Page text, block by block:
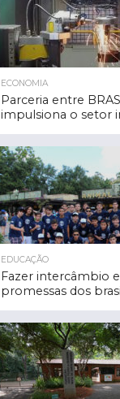
ECONOMIA
Parceria entre
impulsiona o setor
EDUCAÇÃO
Fazer intercâmbio
promessas dos